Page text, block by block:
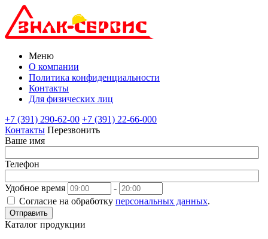
Меню
О компании
Политика конфиденциальности
Контакты
Для физических лиц
+7 (391) 290-62-00 +7 (391) 22-66-000
Контакты Перезвонить
Ваше имя
Телефон
Удобное время
-
Согласие на обработку персональных данных.
Отправить
Каталог продукции